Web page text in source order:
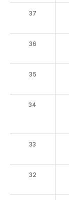
37
36
35
34
33
32